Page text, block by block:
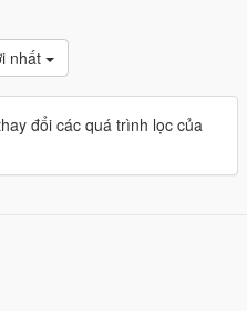
nhất
đổi các quá trình lọc của